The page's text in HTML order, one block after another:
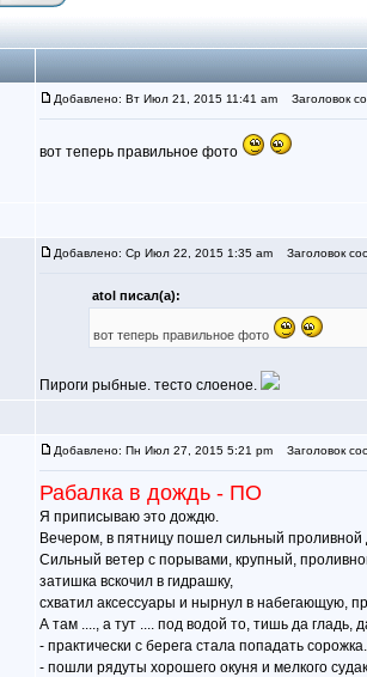
Добавлено: Вт Июл 21, 2015 11:41 am Заголовок
вот теперь правильное фото
Добавлено: Ср Июл 22, 2015 1:35 am Заголовок
atol писал(а):
вот теперь правильное фото
Пироги рыбные. тесто слоеное.
Добавлено: Пн Июл 27, 2015 5:21 pm Заголовок
Рабалка в дождь - ПО
Я приписываю это дождю.
Вечером, в пятницу пошел сильный
Сильный ветер с порывами, крупный,
затишка вскочил в гидрашку,
схватил аксессуары и нырнул в набегающую,
А там ...., а тут .... под водой то, тишь да
- практически с берега стала попадать
- пошли рядуты хорошего окуня и мелкого